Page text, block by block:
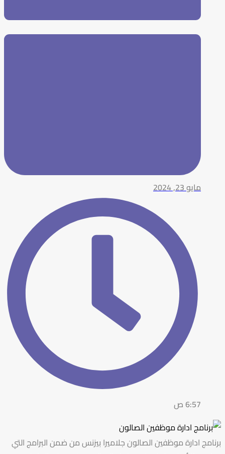
مايو 23, 2024
6:57 ص
برنامج ادارة موظفين الصالونجلاميرا بيزنس من ضمن البرامج التي